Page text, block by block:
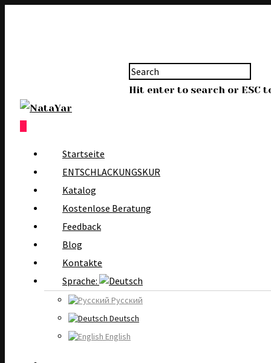
Hit enter to search or ESC
Startseite
ENTSCHLACKUNGSKUR
Katalog
Kostenlose Beratung
Feedback
Blog
Kontakte
Sprache:
Русский
Deutsch
English